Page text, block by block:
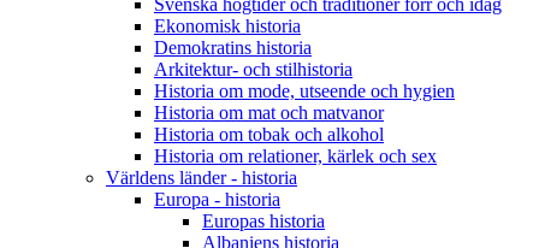
Ekonomisk historia
Demokratins historia
Arkitektur- och stilhistoria
Historia om mode, utseende och hygien
Historia om mat och matvanor
Historia om tobak och alkohol
Historia om relationer, kärlek och sex
Världens länder - historia
Europa - historia
Europas historia
Albaniens historia